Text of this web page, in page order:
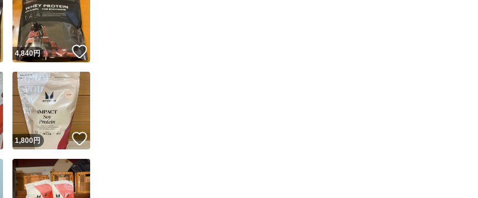
このユーザーは設定した発送日数内に発送しています
いいね！
4,840円
いいね！
1,800円 いいね！